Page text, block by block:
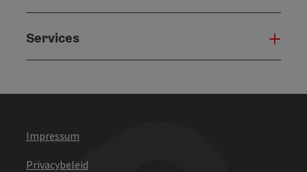
Services
Impressum
Privacybeleid